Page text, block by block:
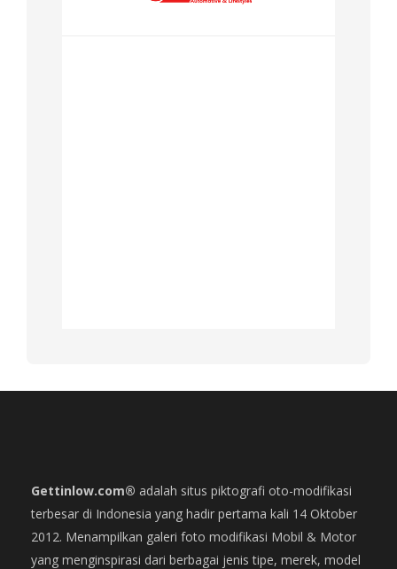
Gettinlow.com® adalah situs piktografi oto-modifikasi
terbesar di Indonesia yang hadir pertama kali 14 Oktober
2012. Menampilkan galeri foto modifikasi Mobil & Motor
yang menginspirasi dari berbagai jenis tipe, merek, model